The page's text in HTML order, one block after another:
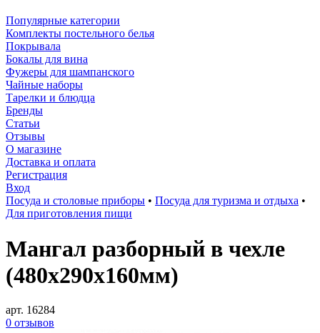
Популярные категории
Комплекты постельного белья
Покрывала
Бокалы для вина
Фужеры для шампанского
Чайные наборы
Тарелки и блюдца
Бренды
Статьи
Отзывы
О магазине
Доставка и оплата
Регистрация
Вход
Посуда и столовые приборы • Посуда для туризма и отдыха •
Для приготовления пищи
Мангал разборный в чехле
(480х290х160мм)
арт. 16284
0 отзывов